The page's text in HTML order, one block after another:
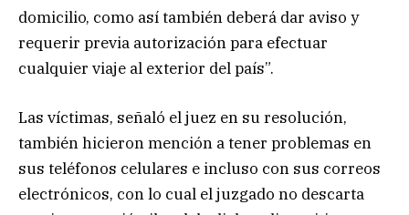
domicilio, como así también deberá dar aviso y
requerir previa autorización para efectuar
cualquier viaje al exterior del país”.
Las víctimas, señaló el juez en su resolución,
también hicieron mención a tener problemas en
sus teléfonos celulares e incluso con sus correos
electrónicos, con lo cual el juzgado no descarta